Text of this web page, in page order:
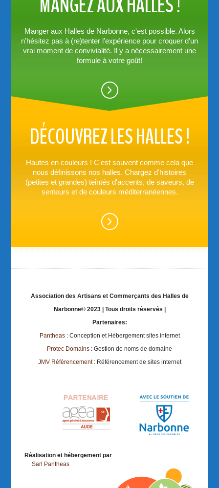
Manger aux Halles de Narbonne, c'est possible. Alors
n'hésitez pas à (re)tenter l'expérience pour croquer d'un
vrai moment de convivialité. Il y a nécessairement une
formule à votre goût!
DÉCOUVREZ LES HALLES !
Hautes en couleurs ! C'est souvent comme cela que
nous définissons nos halles. Chargez d'histoires
(petites et grandes) teintés d'accents, de saveurs, de
senteurs et de couleurs méditerranéennes.
Association des Artisans et Commerçants des Halles de
Narbonne© 2023 | Tous droits réservés |
Partenaires:
Pantheas: Conception et Hébergement sites internet
Protec Domains : Gestion de noms de domaine
JMV Référencement: Référencement de sites internet
Réalisation et hébergement par
Sarl Pantheas